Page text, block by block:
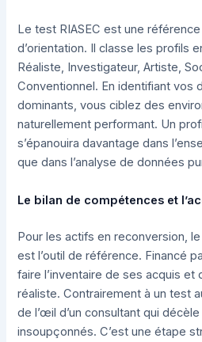
Le test RIASEC est une
d’orientation. Il classe les profils
Réaliste, Investigateur, Artiste,
Conventionnel. En identifiant vos
dominants, vous ciblez des
naturellement performant. Un
s’épanouira davantage dans
que dans l’analyse de données
Le bilan de compétences et
Pour les actifs en reconversion, le
est l’outil de référence. Financé
faire l’inventaire de ses acquis et
réaliste. Contrairement à un test
de l’œil d’un consultant qui
insoupçonnés. C’est une étape